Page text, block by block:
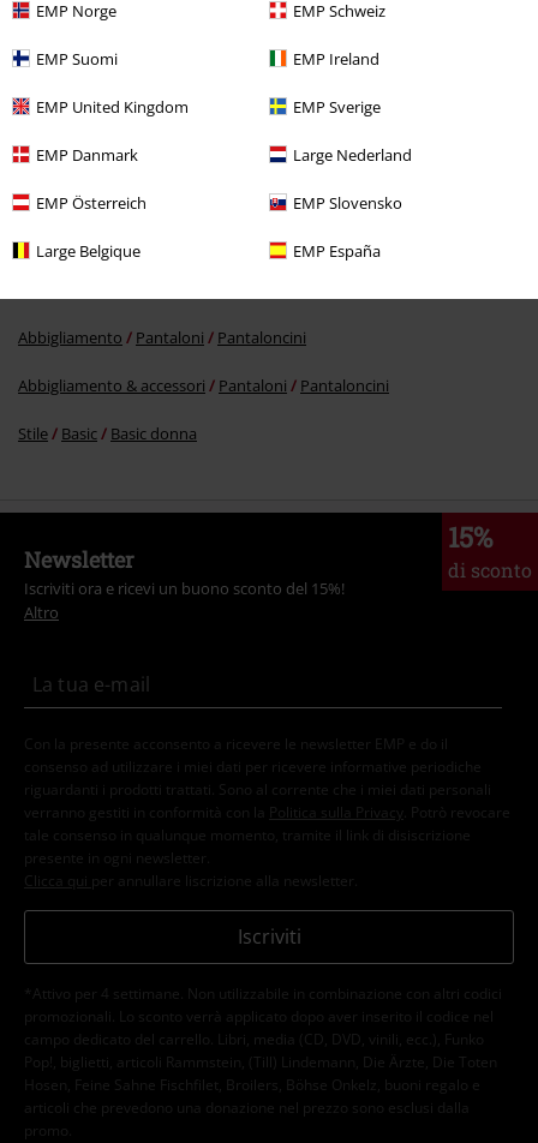
EMP Norge EMP Schweiz
EMP Suomi EMP Ireland
EMP United Kingdom EMP Sverige
EMP Danmark Large Nederland
EMP Österreich EMP Slovensko
Large Belgique EMP España
19,99 €
Altre Categorie. Altre Scelte.
Marchi di abbigliamento Abbigliamento
Abbigliamento Pantaloni Pantaloncini
Abbigliamento & accessori Pantaloni Pantaloncini
Stile Basic Basic donna
15%
di sconto
Newsletter
Iscriviti ora e ricevi un buono sconto del 15%!
Altro
Con la presente acconsento a ricevere le newsletter EMP e do il
consenso ad utilizzare i miei dati per ricevere informative periodiche
riguardanti i prodotti trattati. Sono al corrente che i miei dati personali
verranno gestiti in conformità con la
Politica sulla Privacy
. Potrò revocare
tale consenso in qualunque momento, tramite il link di disiscrizione
presente in ogni newsletter.
Clicca qui per annullare liscrizione alla newsletter.
Iscriviti
*Attivo per 4 settimane. Non utilizzabile in combinazione con altri codici
promozionali. Lo sconto verrà applicato dopo aver inserito il codice nel
campo dedicato del carrello. Libri, media (CD, DVD, vinili, ecc.), Funko
Pop!, biglietti, articoli Rammstein, (Till) Lindemann, Die Ärzte, Die Toten
Hosen, Feine Sahne Fischfilet, Broilers, Böhse Onkelz, buoni regalo e
articoli che prevedono una donazione nel prezzo sono esclusi dalla
promo.